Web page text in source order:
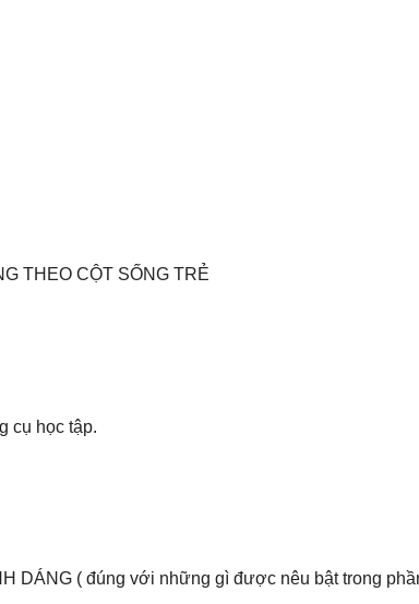
THEO CỘT SỐNG TRẺ
cụ học tập.
DÁNG ( đúng với những gì được nêu bật trong